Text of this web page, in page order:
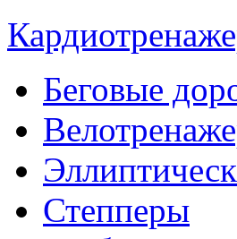
Беговые
Степперы